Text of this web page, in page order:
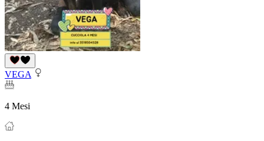
VEGA
4 Mesi